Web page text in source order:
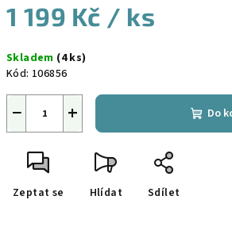
1 199 Kč / ks
cena:
Skladem (4 ks)
Kód: 106856
+
− Do
Zeptat se Hlídat Sdílet